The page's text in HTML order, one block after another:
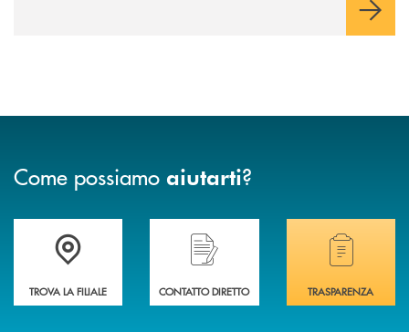
Come possiamo aiutarti?
Accedi all' elenco completo delle filiali .
TROVA LA FILIALE
Hai bisogno di assistenza immediata?
CONTATTO DIRETTO
Hai bisogno di
TRASPARENZA